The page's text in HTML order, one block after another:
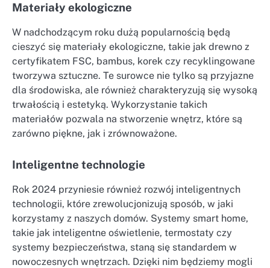
Materiały ekologiczne
W nadchodzącym roku dużą popularnością będą
cieszyć się materiały ekologiczne, takie jak drewno z
certyfikatem FSC, bambus, korek czy recyklingowane
tworzywa sztuczne. Te surowce nie tylko są przyjazne
dla środowiska, ale również charakteryzują się wysoką
trwałością i estetyką. Wykorzystanie takich
materiałów pozwala na stworzenie wnętrz, które są
zarówno piękne, jak i zrównoważone.
Inteligentne technologie
Rok 2024 przyniesie również rozwój inteligentnych
technologii, które zrewolucjonizują sposób, w jaki
korzystamy z naszych domów. Systemy smart home,
takie jak inteligentne oświetlenie, termostaty czy
systemy bezpieczeństwa, staną się standardem w
nowoczesnych wnętrzach. Dzięki nim będziemy mogli